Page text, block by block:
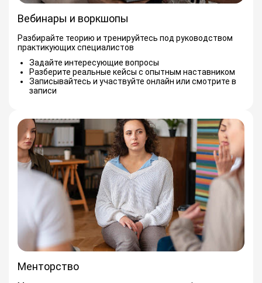
Вебинары и воркшопы
Разбирайте теорию и тренируйтесь под руководством
практикующих специалистов
Задайте интересующие вопросы
Разберите реальные кейсы с опытным наставником
Записывайтесь и участвуйте онлайн или смотрите в
записи
Менторство